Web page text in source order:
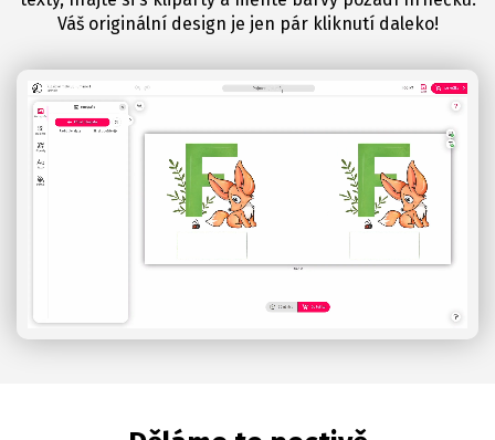
Váš originální design je jen pár kliknutí daleko!